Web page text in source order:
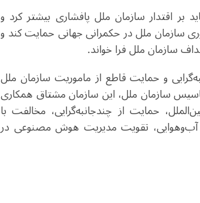
بر اقتدار سازمان ملل پافشاری بیشتر کرد و
سازمان ملل در حکمرانی جهانی حمایت کند و
سازمان ملل فرا ‌خواند.
و حمایت قاطع از ماموریت سازمان ملل
سازمان ملل، این سازمان مشتاق همکاری
حمایت از چندجانبه‌گرایی، مخالفت با
آب‌وهوایی، تقویت مدیریت هوش مصنوعی در